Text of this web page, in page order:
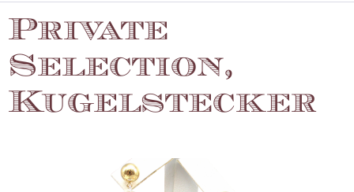
Private
Selection,
Kugelstecker